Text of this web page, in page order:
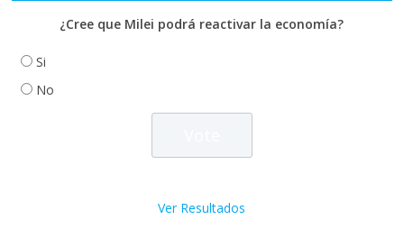
¿Cree que Milei podrá reactivar la economía?
Si
No
Ver Resultados